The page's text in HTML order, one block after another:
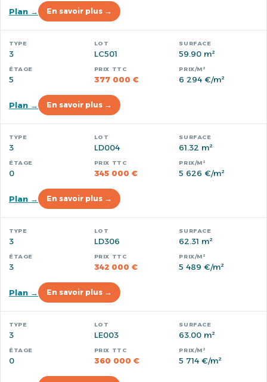
Plan → En savoir plus →
3 LC501 59.90 m²
5 377 000 € 6 294 €/m²
Plan → En savoir plus →
3 LD004 61.32 m²
0 345 000 € 5 626 €/m²
Plan → En savoir plus →
3 LD306 62.31 m²
3 342 000 € 5 489 €/m²
Plan → En savoir plus →
3 LE003 63.00 m²
0 360 000 € 5 714 €/m²